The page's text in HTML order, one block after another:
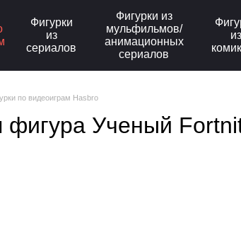
Фигурки
из
сериалов
Фигурки из
мульфильмов/
анимационных
сериалов
из
по видеоиграм Hasbro
фигура Ученый